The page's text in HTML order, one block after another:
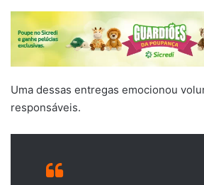
Uma dessas entregas emocionou
responsáveis.